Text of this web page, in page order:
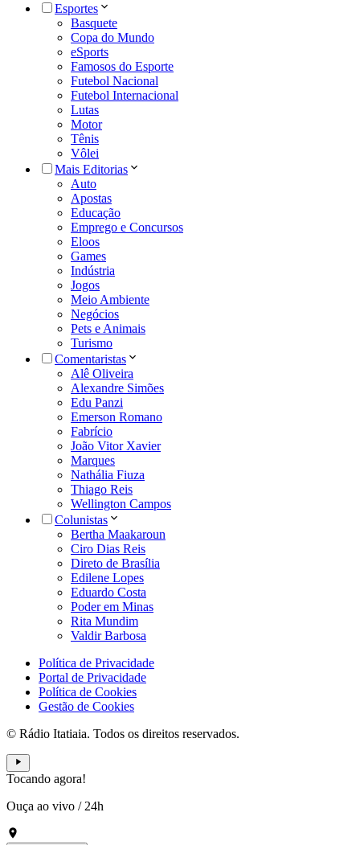
Esportes
Basquete
Copa do Mundo
eSports
Famosos do Esporte
Futebol Nacional
Futebol Internacional
Lutas
Motor
Tênis
Vôlei
Mais Editorias
Auto
Apostas
Educação
Emprego e Concursos
Eloos
Games
Indústria
Jogos
Meio Ambiente
Negócios
Pets e Animais
Turismo
Comentaristas
Alê Oliveira
Alexandre Simões
Edu Panzi
Emerson Romano
Fabrício
João Vitor Xavier
Marques
Nathália Fiuza
Thiago Reis
Wellington Campos
Colunistas
Bertha Maakaroun
Ciro Dias Reis
Direto de Brasília
Edilene Lopes
Eduardo Costa
Poder em Minas
Rita Mundim
Valdir Barbosa
Política de Privacidade
Portal de Privacidade
Política de Cookies
Gestão de Cookies
© Rádio Itatiaia. Todos os direitos reservados.
Tocando agora!
Ouça ao vivo / 24h